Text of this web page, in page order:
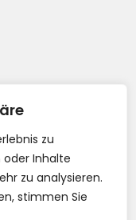
zu
oder Inhalte
zu analysieren.
stimmen Sie
AGB